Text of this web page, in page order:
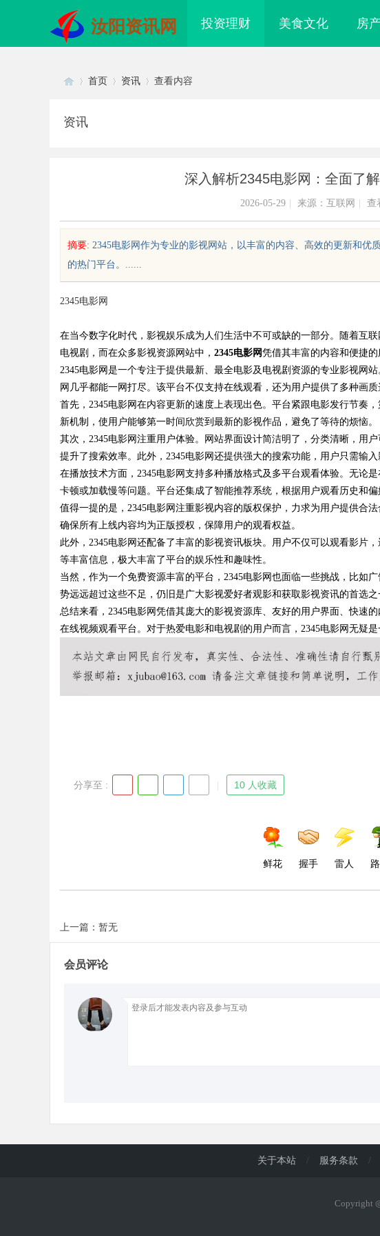
汝阳资讯网 投资理财 美食文化 房
uz
!
d
首页 资讯 查看内容
资讯
深入解析2345电影网：全面了
2026-05-29 来源：互联网 查
摘要: 2345电影网作为专业的影视网站，以丰富的内容、高效的更新和
的热门平台。......
2345电影网
在当今数字化时代，影视娱乐成为人们生活中不可或缺的一部分。随着互
电视剧，而在众多影视资源网站中， 2345电影网凭借其丰富的内容和便捷的
2345电影网是一个专注于提供最新、最全电影及电视剧资源的专业影视网
网几乎都能一网打尽。该平台不仅支持在线观看，还为用户提供了多种画
首先，2345电影网在内容更新的速度上表现出色。平台紧跟电影发行节奏
新机制，使用户能够第一时间欣赏到最新的影视作品，避免了等待的烦恼。
其次，2345电影网注重用户体验。网站界面设计简洁明了，分类清晰，用
提升了搜索效率。此外，2345电影网还提供强大的搜索功能，用户只需输
在播放技术方面，2345电影网支持多种播放格式及多平台观看体验。无论
卡顿或加载慢等问题。平台还集成了智能推荐系统，根据用户观看历史和
值得一提的是，2345电影网注重影视内容的版权保护，力求为用户提供合
确保所有上线内容均为正版授权，保障用户的观看权益。
此外，2345电影网还配备了丰富的影视资讯板块。用户不仅可以观看影片
等丰富信息，极大丰富了平台的娱乐性和趣味性。
当然，作为一个免费资源丰富的平台，2345电影网也面临一些挑战，比如
势远远超过这些不足，仍旧是广大影视爱好者观影和获取影视资讯的首选之
总结来看，2345电影网凭借其庞大的影视资源库、友好的用户界面、快速
在线视频观看平台。对于热爱电影和电视剧的用户而言，2345电影网无疑
分享至 : 10 人收藏
鲜花 握手 雷人
上一篇：暂无
会员评论
松实现免费看电影的多种途径
关于本站 / 服务条款 /
Copyright